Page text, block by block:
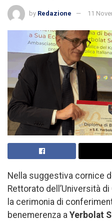
by Redazione 11
Nella suggestiva cornice
Rettorato dell’Università
la cerimonia di
benemerenza a Yerbolat